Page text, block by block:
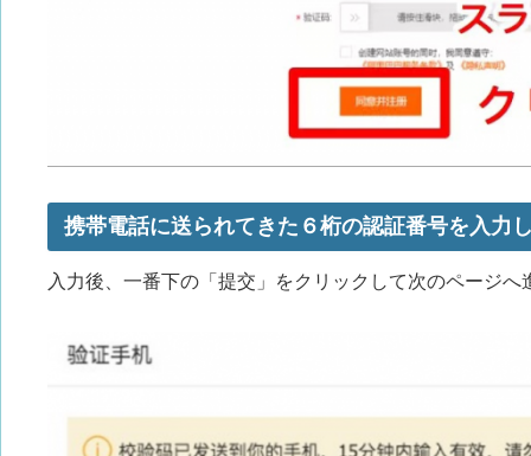
携帯電話に送られてきた６桁の認証番号を入力
入力後、一番下の「提交」をクリックして次のページへ